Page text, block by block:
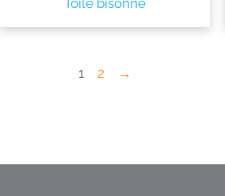
Toile bisonne
1 2 →